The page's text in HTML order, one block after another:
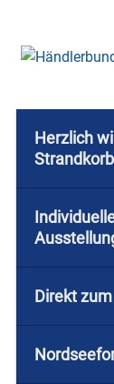
Herzlich
Direkt